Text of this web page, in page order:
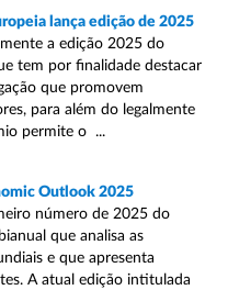
lança edição de 2025
a edição 2025 do
tem por finalidade destacar
que promovem
para além do legalmente
permite o ...
Outlook 2025
número de 2025 do
que analisa as
e que apresenta
A atual edição intitulada